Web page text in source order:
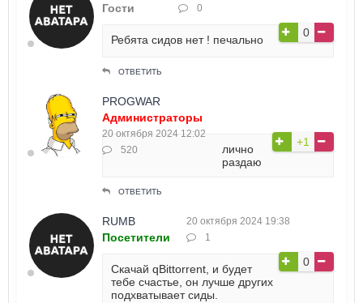
Гости
0
0
Ребята сидов нет ! печально
ОТВЕТИТЬ
PROGWAR
Администраторы
20 октября 2024 12:02
520
+1
лично
раздаю
ОТВЕТИТЬ
RUMB
Посетители
20 октября 2024 19:38
1
0
Скачай qBittorrent, и будет
тебе счастье, он лучше других
подхватывает сиды.